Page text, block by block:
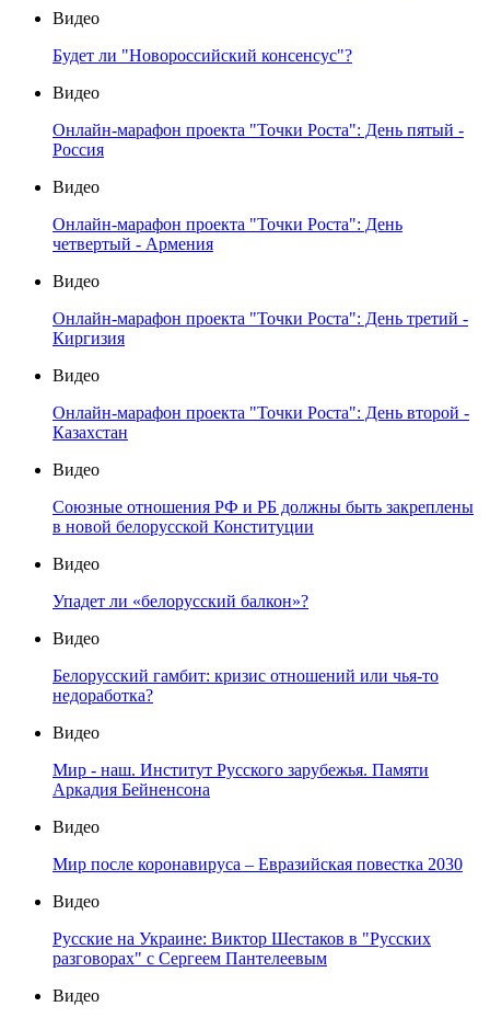
Видео
Будет ли "Новороссийский консенсус"?
Видео
Онлайн-марафон проекта "Точки Роста": День пятый -
Россия
Видео
Онлайн-марафон проекта "Точки Роста": День
четвертый - Армения
Видео
Онлайн-марафон проекта "Точки Роста": День третий -
Киргизия
Видео
Онлайн-марафон проекта "Точки Роста": День второй -
Казахстан
Видео
Союзные отношения РФ и РБ должны быть закреплены
в новой белорусской Конституции
Видео
Упадет ли «белорусский балкон»?
Видео
Белорусский гамбит: кризис отношений или чья-то
недоработка?
Видео
Мир - наш. Институт Русского зарубежья. Памяти
Аркадия Бейненсона
Видео
Мир после коронавируса – Евразийская повестка 2030
Видео
Русские на Украине: Виктор Шестаков в "Русских
разговорах" с Сергеем Пантелеевым
Видео